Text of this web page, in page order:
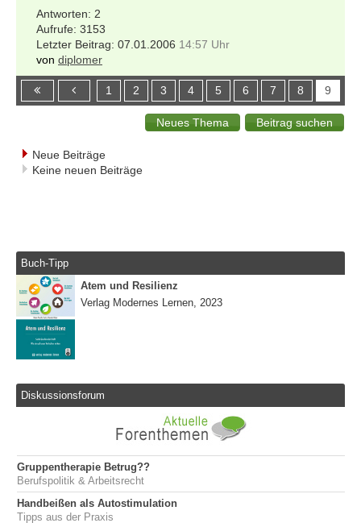
2
3153
07.01.2006 14:57 Uhr
von diplomer
1 2 3 4 5 6 7 8 9
Neue Beiträge
Keine neuen Beiträge
Buch-Tipp
Atem und Resilienz
Verlag Modernes Lernen, 2023
Diskussionsforum
Gruppentherapie Betrug??
Berufspolitik & Arbeitsrecht
Handbeißen als Autostimulation
Tipps aus der Praxis